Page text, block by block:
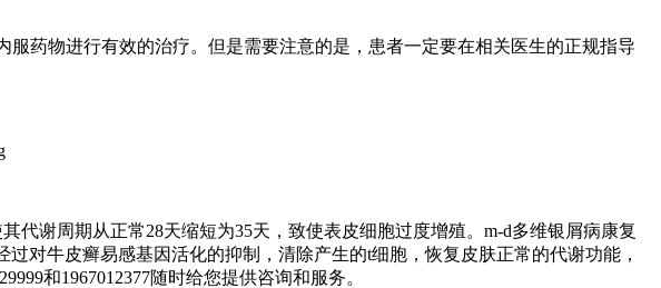
药物进行有效的治疗。但是需要注意的是，患者一定要在相关医生的正规指导
谢周期从正常28天缩短为35天，致使表皮细胞过度增殖。m-d多维银屑病康复
对牛皮癣易感基因活化的抑制，清除产生的t细胞，恢复皮肤正常的代谢功能，
和1967012377随时给您提供咨询和服务。